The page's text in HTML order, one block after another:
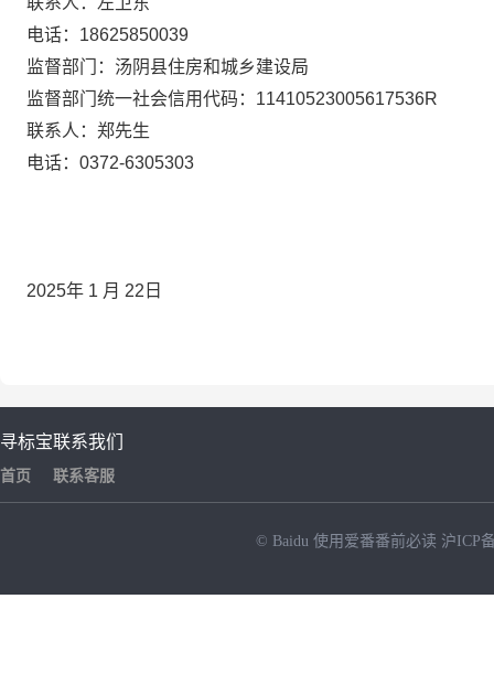
电话： 18625850039
监督部门：汤阴县住房和城乡建设局
监督部门统一社会信用代码： 11410523005617536R
联系人：郑先生
电话： 0372-6305303
2025年 1 月 22 日
寻标宝
首页
联系我们
联系客服
© Baidu 使用爱番番前必读 沪ICP